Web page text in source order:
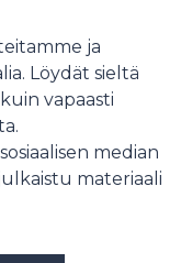
ammattilaiselle
ja
Löydät sieltä
vapaasti
median
materiaali